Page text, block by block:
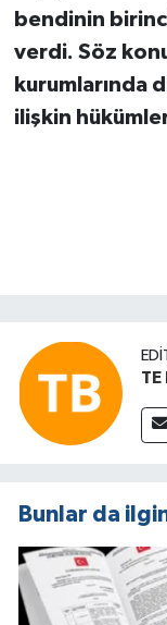
bendinin
verdi. Söz
kurumlarında
ilişkin
TE
Bunlar da